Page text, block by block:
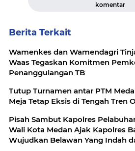
komentar
Berita Terkait
Wamenkes dan Wamendagri
Waas Tegaskan Komitmen
Penanggulangan TB
Tutup Turnamen antar PTM
Meja Tetap Eksis di Tengah Tren
Pisah Sambut Kapolres
Wali Kota Medan Ajak Kapolres
Wujudkan Belawan Yang Indah